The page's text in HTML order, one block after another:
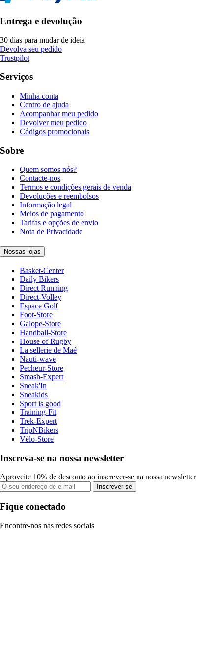
Entrega e devolução
30 dias para mudar de ideia
Devolva seu pedido
Trustpilot
Serviços
Minha conta
Centro de ajuda
Acompanhar meu pedido
Devolver meu pedido
Códigos promocionais
Sobre
Quem somos nós?
Contacte-nos
Termos e condições gerais de venda
Devoluções e reembolsos
Informação legal
Meios de pagamento
Tarifas e opções de envio
Nota de Privacidade
Nossas lojas
Basket-Center
Daily Bikers
Direct Running
Direct-Volley
Espace Golf
Foot-Store
Galope-Store
Handball-Store
House of Rugby
La sellerie de Maé
Nauti-wave
Pecheur-Store
Smash-Expert
Sneak'In
Sneakids
Sport is good
Training-Fit
Trek-Expert
TripNBikers
Vélo-Store
Inscreva-se na nossa newsletter
Aproveite 10% de desconto ao inscrever-se na nossa newsletter
Inscrever-se
Fique conectado
Encontre-nos nas redes sociais